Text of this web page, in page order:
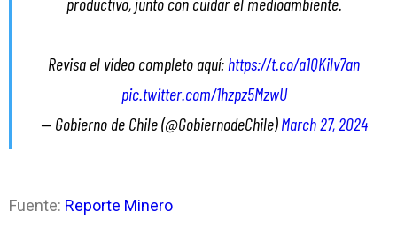
Revisa el video completo aquí: https://t.co/a1QKilv7an
pic.twitter.com/1hzpz5MzwU
— Gobierno de Chile (@GobiernodeChile)March 27, 2024
Fuente: Reporte Minero